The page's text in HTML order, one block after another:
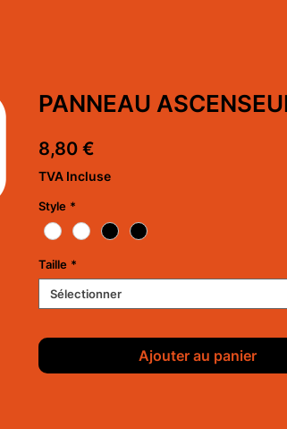
PANNEAU
8,80 €
TVA Incluse
Style *
Taille *
Sélectionner
Ajouter au panier